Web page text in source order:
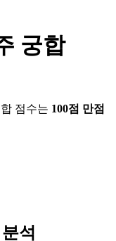
궁합
점수는 100점 만점
석